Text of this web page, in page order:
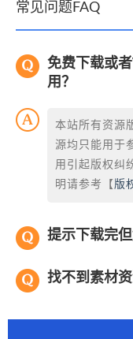
常见问题FAQ
免费下载或
用？
本站所有资源
源均只能用于
用引起版权纠
明请参考【 版
提示下载完
找不到素材